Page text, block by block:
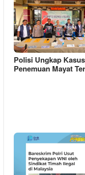
Polisi Ungkap Kasus
Penemuan Mayat